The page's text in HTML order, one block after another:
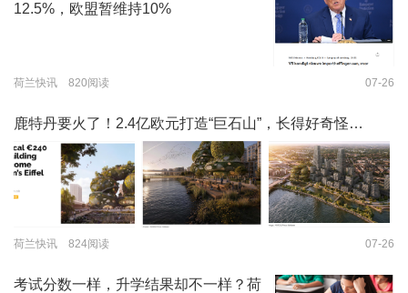
12.5%，欧盟暂维持10%
荷兰快讯 820阅读 07-26
鹿特丹要火了！2.4亿欧元打造“巨石山”，长得好奇怪…
荷兰快讯 824阅读 07-26
考试分数一样，升学结果却不一样？荷